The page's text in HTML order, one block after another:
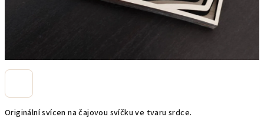
Originální svícen na čajovou svíčku ve tvaru srdce.